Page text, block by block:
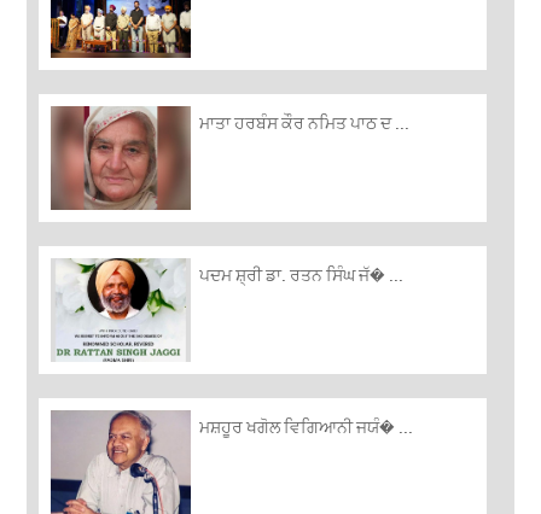
ਮਾਤਾ ਹਰਬੰਸ ਕੌਰ ਨਮਿਤ ਪਾਠ ਦ ...
ਪਦਮ ਸ਼੍ਰੀ ਡਾ. ਰਤਨ ਸਿੰਘ ਜੱ� ...
ਮਸ਼ਹੂਰ ਖਗੋਲ ਵਿਗਿਆਨੀ ਜਯੰ� ...